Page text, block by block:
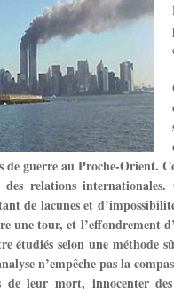
de guerre au Proche-Orient.
des relations
de lacunes et
une tour, et l’effondrement
étudiés selon une méthode
n’empêche pas la
de leur mort, innocenter